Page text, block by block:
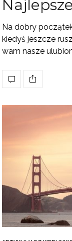
Na dobry
kiedyś jeszcze
wam nasze